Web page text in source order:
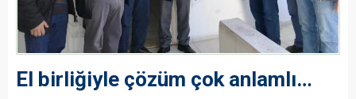
El birliğiyle çözüm çok anlamlı…